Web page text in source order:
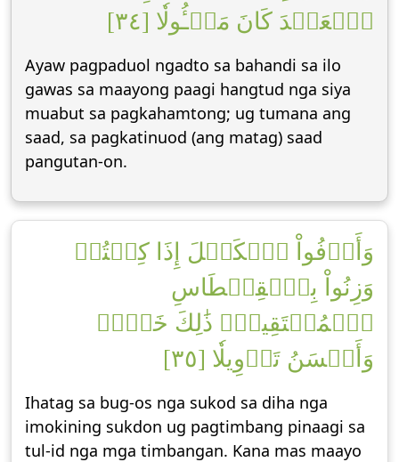
ٱلۡعَهۡدَ كَانَ مَسۡـُٔولٗا [٣٤]
Ayaw pagpaduol ngadto sa bahandi sa ilo
gawas sa maayong paagi hangtud nga siya
muabut sa pagkahamtong; ug tumana ang
saad, sa pagkatinuod (ang matag) saad
pangutan-on.
وَأَوۡفُواْ ٱلۡكَيۡلَ إِذَا كِلۡتُمۡ
وَزِنُواْ بِٱلۡقِسۡطَاسِ
ٱلۡمُسۡتَقِيمِۚ ذَٰلِكَ خَيۡرٞ
وَأَحۡسَنُ تَأۡوِيلٗا [٣٥]
Ihatag sa bug-os nga sukod sa diha nga
imokining sukdon ug pagtimbang pinaagi sa
tul-id nga mga timbangan. Kana mas maayo